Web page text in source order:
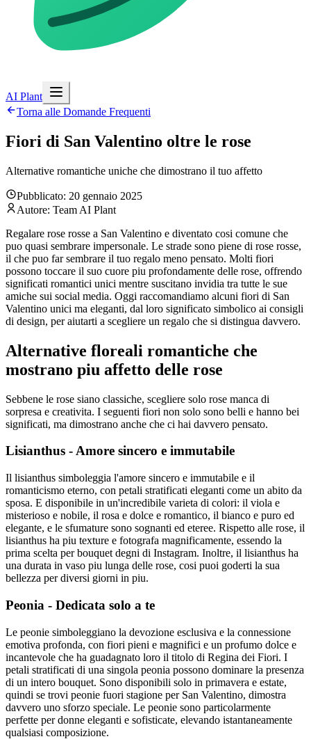
AI Plant
Torna alle Domande Frequenti
Fiori di San Valentino oltre le rose
Alternative romantiche uniche che dimostrano il tuo affetto
Pubblicato: 20 gennaio 2025
Autore: Team AI Plant
Regalare rose rosse a San Valentino e diventato cosi comune che
puo quasi sembrare impersonale. Le strade sono piene di rose rosse,
il che puo far sembrare il tuo regalo meno pensato. Molti fiori
possono toccare il suo cuore piu profondamente delle rose, offrendo
significati romantici unici mentre suscitano invidia tra tutte le sue
amiche sui social media. Oggi raccomandiamo alcuni fiori di San
Valentino unici ma eleganti, dal loro significato simbolico ai consigli
di design, per aiutarti a scegliere un regalo che si distingua davvero.
Alternative floreali romantiche che
mostrano piu affetto delle rose
Sebbene le rose siano classiche, scegliere solo rose manca di
sorpresa e creativita. I seguenti fiori non solo sono belli e hanno bei
significati, ma dimostrano anche che ci hai davvero pensato.
Lisianthus - Amore sincero e immutabile
Il lisianthus simboleggia l'amore sincero e immutabile e il
romanticismo eterno, con petali stratificati eleganti come un abito da
sposa. E disponibile in un'incredibile varieta di colori: il viola e
misterioso e nobile, il rosa e dolce e romantico, il bianco e puro ed
elegante, e le sfumature sono sognanti ed eteree. Rispetto alle rose, il
lisianthus ha piu texture e fotografa magnificamente, essendo la
prima scelta per bouquet degni di Instagram. Inoltre, il lisianthus ha
una durata in vaso piu lunga delle rose, cosi puoi goderti la sua
bellezza per diversi giorni in piu.
Peonia - Dedicata solo a te
Le peonie simboleggiano la devozione esclusiva e la connessione
emotiva profonda, con fiori pieni e magnifici e un profumo dolce e
incantevole che ha guadagnato loro il titolo di Regina dei Fiori. I
petali stratificati di una singola peonia possono dominare la presenza
di un intero bouquet. Sono disponibili solo in primavera e estate,
quindi se trovi peonie fuori stagione per San Valentino, dimostra
davvero uno sforzo speciale. Le peonie sono particolarmente
perfette per donne eleganti e sofisticate, elevando istantaneamente
qualsiasi composizione.